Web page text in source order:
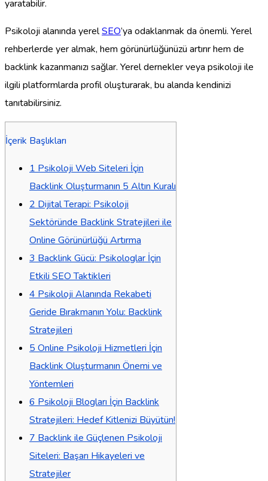
yaratabilir.
Psikoloji alanında yerelSEO’ya odaklanmak da önemli. Yerel
rehberlerde yer almak, hem görünürlüğünüzü artırır hem de
backlink kazanmanızı sağlar. Yerel dernekler veya psikoloji ile
ilgili platformlarda profil oluşturarak, bu alanda kendinizi
tanıtabilirsiniz.
İçerik Başlıkları
1 Psikoloji Web Siteleri İçin
Backlink Oluşturmanın 5 Altın Kuralı
2 Dijital Terapi: Psikoloji
Sektöründe Backlink Stratejileri ile
Online Görünürlüğü Artırma
3 Backlink Gücü: Psikologlar İçin
Etkili SEO Taktikleri
4 Psikoloji Alanında Rekabeti
Geride Bırakmanın Yolu: Backlink
Stratejileri
5 Online Psikoloji Hizmetleri İçin
Backlink Oluşturmanın Önemi ve
Yöntemleri
6 Psikoloji Blogları İçin Backlink
Stratejileri: Hedef Kitlenizi Büyütün!
7 Backlink ile Güçlenen Psikoloji
Siteleri: Başarı Hikayeleri ve
Stratejiler